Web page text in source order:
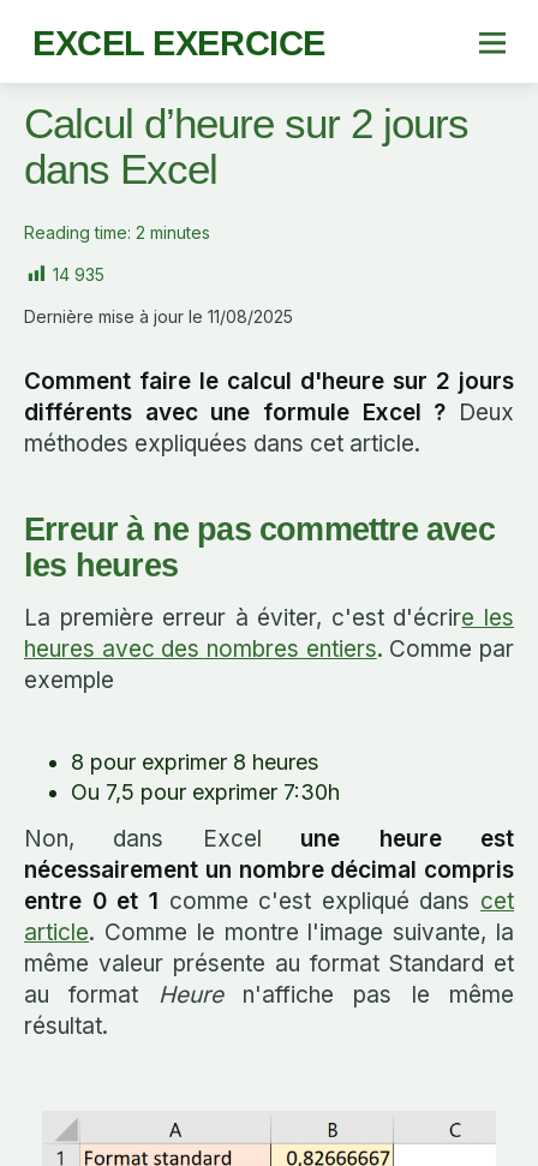
EXCEL EXERCICE
Calcul d’heure sur 2 jours
dans Excel
Reading time: 2 minutes
14 935
Dernière mise à jour le 11/08/2025
Comment faire le calcul d'heure sur 2 jours
différents avec une formule Excel ? Deux
méthodes expliquées dans cet article.
Erreur à ne pas commettre avec
les heures
La première erreur à éviter, c'est d'écrire les
heures avec des nombres entiers. Comme par
exemple
8 pour exprimer 8 heures
Ou 7,5 pour exprimer 7:30h
Non, dans Excel une heure est
nécessairement un nombre décimal compris
entre 0 et 1 comme c'est expliqué dans cet
article. Comme le montre l'image suivante, la
même valeur présente au format Standard et
au format Heure n'affiche pas le même
résultat.